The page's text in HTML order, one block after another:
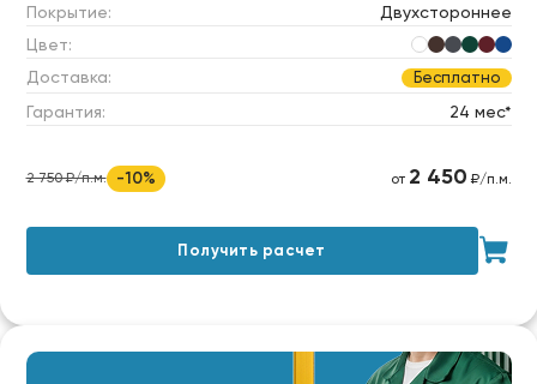
Покрытие:
Двухстороннее
Цвет:
Доставка:
Бесплатно
Гарантия: 24 мес*
2 750 ₽/п.м. -10% от 2 450 ₽/п.м.
Получить расчет